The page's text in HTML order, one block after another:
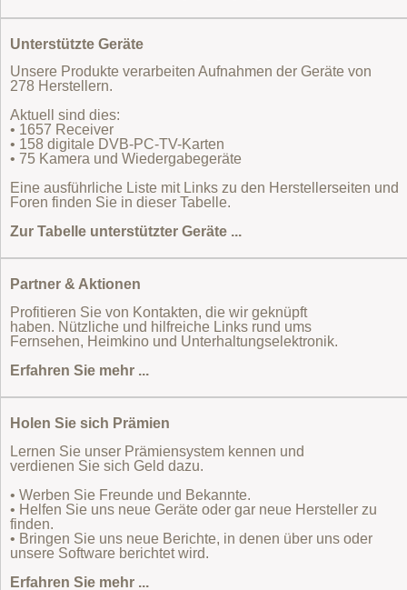
Unterstützte Geräte
Unsere Produkte verarbeiten Aufnahmen der Geräte von
278 Herstellern.
Aktuell sind dies:
• 1657 Receiver
• 158 digitale DVB-PC-TV-Karten
• 75 Kamera und Wiedergabegeräte
Eine ausführliche Liste mit Links zu den Herstellerseiten und
Foren finden Sie in dieser Tabelle.
Zur Tabelle unterstützter Geräte ...
Partner & Aktionen
Profitieren Sie von Kontakten, die wir geknüpft
haben. Nützliche und hilfreiche Links rund ums
Fernsehen, Heimkino und Unterhaltungselektronik.
Erfahren Sie mehr ...
Holen Sie sich Prämien
Lernen Sie unser Prämiensystem kennen und
verdienen Sie sich Geld dazu.
• Werben Sie Freunde und Bekannte.
• Helfen Sie uns neue Geräte oder gar neue Hersteller zu
finden.
• Bringen Sie uns neue Berichte, in denen über uns oder
unsere Software berichtet wird.
Erfahren Sie mehr ...